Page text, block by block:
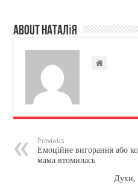
About Наталія
Previous
Емоційне вигорання або
мама втомилась
Духи,